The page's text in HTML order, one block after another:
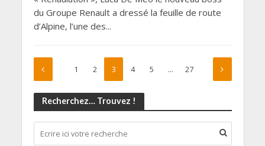
du Groupe Renault a dressé la feuille de route
d’Alpine, l’une des...
1 2 3 4 5 … 27
Recherchez… Trouvez !